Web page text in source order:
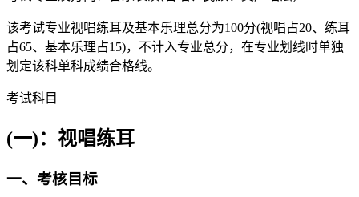
该考试专业视唱练耳及基本乐理总分为100分(视唱占20、练耳
占65、基本乐理占15)，不计入专业总分，在专业划线时单独
划定该科单科成绩合格线。
考试科目
(一)：视唱练耳
一、考核目标